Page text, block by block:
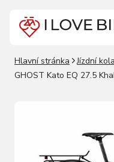
Hlavní stránka Jízdní kola
GHOST Kato EQ 27.5